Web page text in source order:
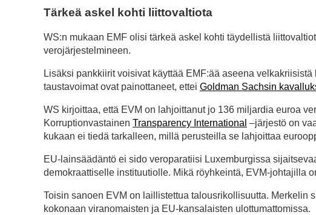
Tärkeä askel kohti liittovaltiota
WS:n mukaan EMF olisi tärkeä askel kohti täydellistä
verojärjestelmineen.
Lisäksi pankkiirit voisivat käyttää EMF:ää aseena
taustavoimat ovat painottaneet, ettei Goldman Sachsin
WS kirjoittaa, että EVM on lahjoittanut jo 136 miljardia euroa
Korruptionvastainen Transparency International –järjestö on
kukaan ei tiedä tarkalleen, millä perusteilla se lahjoittaa
EU-lainsäädäntö ei sido veroparatiisi Luxemburgissa
demokraattiselle instituutiolle. Mikä röyhkeintä, EVM-johtajilla
Toisin sanoen EVM on laillistettua talousrikollisuutta. Merkelin
kokonaan viranomaisten ja EU-kansalaisten ulottumattomissa.